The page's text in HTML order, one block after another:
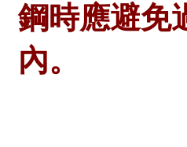
鋼時應避免
內。